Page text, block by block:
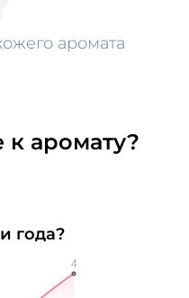
аромата
аромату?
года?